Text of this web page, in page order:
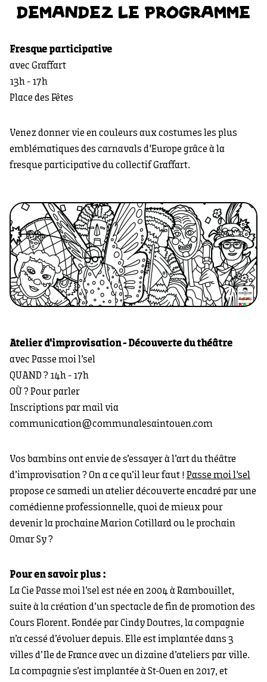
DEMANDEZ LE PROGRAMME
Fresque participative
avec Graffart
13h - 17h
Place des Fêtes
Venez donner vie en couleurs aux costumes les plus
emblématiques des carnavals d'Europe grâce à la
fresque participative du collectif Graffart.
Atelier d'improvisation - Découverte du théâtre
avec Passe moi l’sel
QUAND ? 14h - 17h
OÙ ? Pour parler
Inscriptions par mail via
communication@communalesaintouen.com
Vos bambins ont envie de s’essayer à l’art du théâtre
d’improvisation ? On a ce qu’il leur faut ! Passe moi l'sel
propose ce samedi un atelier découverte encadré par une
comédienne professionnelle, quoi de mieux pour
devenir la prochaine Marion Cotillard ou le prochain
Omar Sy ?
Pour en savoir plus :
La Cie Passe moi l’sel est née en 2004 à Rambouillet,
suite à la création d’un spectacle de fin de promotion des
Cours Florent. Fondée par Cindy Doutres, la compagnie
n’a cessé d’évoluer depuis. Elle est implantée dans 3
villes d’Ile de France avec un dizaine d’ateliers par ville.
La compagnie s’est implantée à St-Ouen en 2017, et